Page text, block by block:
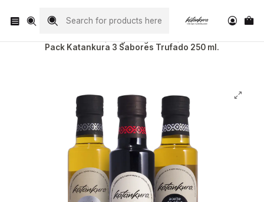
Pack Katankura 3 Sabores Trufado 250 ml.